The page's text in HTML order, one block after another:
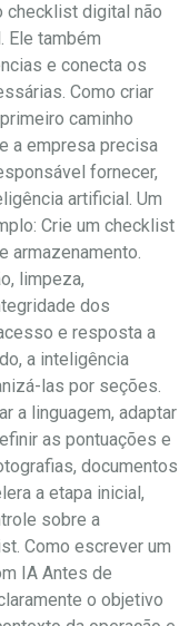
checklist digital não
Ele também
e conecta os
Como criar
caminho
a empresa precisa
fornecer,
artificial. Um
Crie um checklist
armazenamento.
limpeza,
dos
e resposta a
a inteligência
las por seções.
a linguagem, adaptar
as pontuações e
documentos
a etapa inicial,
sobre a
Como escrever um
IA Antes de
o objetivo